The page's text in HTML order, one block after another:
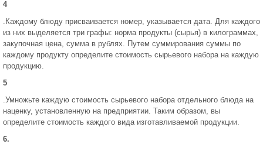
4
.Каждому блюду присваивается номер, указывается дата. Для каждого
из них выделяется три графы: норма продукты (сырья) в килограммах,
закупочная цена, сумма в рублях. Путем суммирования суммы по
каждому продукту определите стоимость сырьевого набора на каждую
продукцию.
5
.Умножьте каждую стоимость сырьевого набора отдельного блюда на
наценку, установленную на предприятии. Таким образом, вы
определите стоимость каждого вида изготавливаемой продукции.
6.